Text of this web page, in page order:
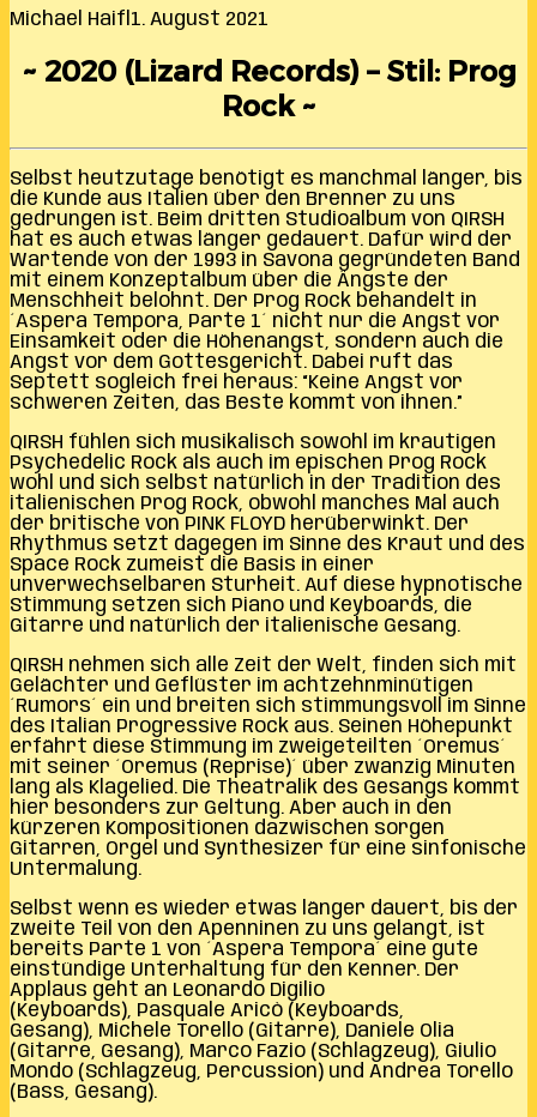
Michael Haifl 1. August 2021
~ 2020 (Lizard Records) – Stil: Prog
Rock ~
Selbst heutzutage benötigt es manchmal länger, bis
die Kunde aus Italien über den Brenner zu uns
gedrungen ist. Beim dritten Studioalbum von QIRSH
hat es auch etwas länger gedauert. Dafür wird der
Wartende von der 1993 in Savona gegründeten Band
mit einem Konzeptalbum über die Ängste der
Menschheit belohnt. Der Prog Rock behandelt in
´Aspera Tempora, Parte 1´ nicht nur die Angst vor
Einsamkeit oder die Höhenangst, sondern auch die
Angst vor dem Gottesgericht. Dabei ruft das
Septett sogleich frei heraus: “Keine Angst vor
schweren Zeiten, das Beste kommt von ihnen.”
QIRSH fühlen sich musikalisch sowohl im krautigen
Psychedelic Rock als auch im epischen Prog Rock
wohl und sich selbst natürlich in der Tradition des
italienischen Prog Rock, obwohl manches Mal auch
der britische von PINK FLOYD herüberwinkt. Der
Rhythmus setzt dagegen im Sinne des Kraut und des
Space Rock zumeist die Basis in einer
unverwechselbaren Sturheit. Auf diese hypnotische
Stimmung setzen sich Piano und Keyboards, die
Gitarre und natürlich der italienische Gesang.
QIRSH nehmen sich alle Zeit der Welt, finden sich mit
Gelächter und Geflüster im achtzehnminütigen
´Rumors´ ein und breiten sich stimmungsvoll im Sinne
des Italian Progressive Rock aus. Seinen Höhepunkt
erfährt diese Stimmung im zweigeteilten ´Oremus´
mit seiner ´Oremus (Reprise)´ über zwanzig Minuten
lang als Klagelied. Die Theatralik des Gesangs kommt
hier besonders zur Geltung. Aber auch in den
kürzeren Kompositionen dazwischen sorgen
Gitarren, Orgel und Synthesizer für eine sinfonische
Untermalung.
Selbst wenn es wieder etwas länger dauert, bis der
zweite Teil von den Apenninen zu uns gelangt, ist
bereits Parte 1 von ´Aspera Tempora´ eine gute
einstündige Unterhaltung für den Kenner. Der
Applaus geht an Leonardo Digilio
(Keyboards), Pasquale Aricò (Keyboards,
Gesang), Michele Torello (Gitarre), Daniele Olia
(Gitarre, Gesang), Marco Fazio (Schlagzeug), Giulio
Mondo (Schlagzeug, Percussion) und Andrea Torello
(Bass, Gesang).